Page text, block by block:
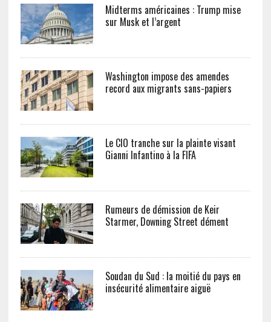
Midterms américaines : Trump mise
sur Musk et l’argent
Washington impose des amendes
record aux migrants sans-papiers
Le CIO tranche sur la plainte visant
Gianni Infantino à la FIFA
Rumeurs de démission de Keir
Starmer, Downing Street dément
Soudan du Sud : la moitié du pays en
insécurité alimentaire aiguë